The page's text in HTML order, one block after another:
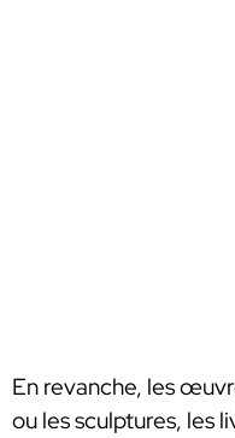
En revanche, les
ou les sculptures, les